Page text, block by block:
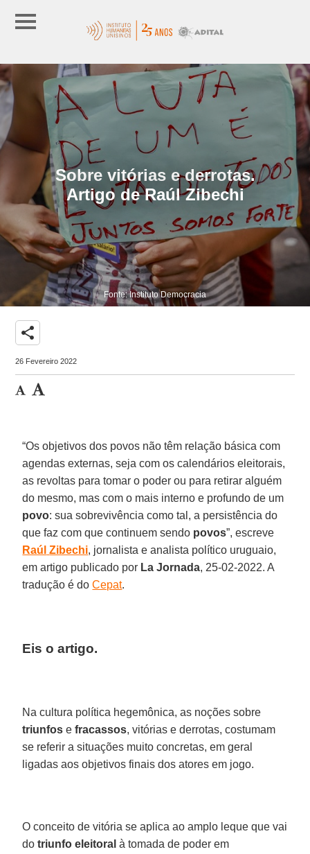
Sobre vitórias e derrotas.
Artigo de Raúl Zibechi
Fonte: Instituto Democracia
share
26 Fevereiro 2022
“Os objetivos dos povos não têm relação básica com
agendas externas, seja com os calendários eleitorais,
as revoltas para tomar o poder ou para retirar alguém
do mesmo, mas com o mais interno e profundo de um
povo: sua sobrevivência como tal, a persistência do
que faz com que continuem sendo povos”, escreve
Raúl Zibechi, jornalista e analista político uruguaio,
em artigo publicado por La Jornada, 25-02-2022. A
tradução é doCepat.
Eis o artigo.
Na cultura política hegemônica, as noções sobre
triunfos efracassos, vitórias e derrotas, costumam
se referir a situações muito concretas, em geral
ligadas aos objetivos finais dos atores em jogo.
O conceito de vitória se aplica ao amplo leque que vai
dotriunfo eleitoral à tomada de poder em